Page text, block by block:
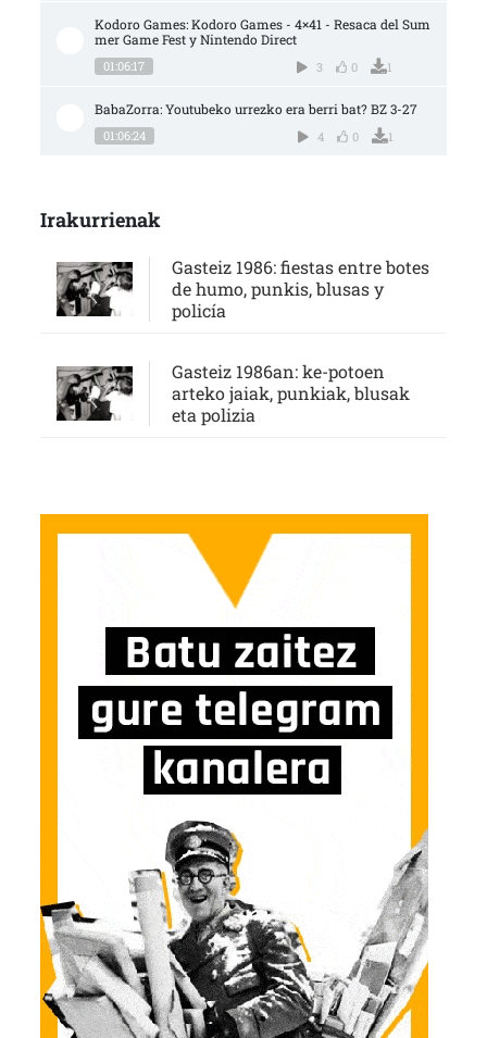
Kodoro Games: Kodoro Games - 4×41 - Resaca del Sum
mer Game Fest y Nintendo Direct
01:06:17 3 0 1
BabaZorra: Youtubeko urrezko era berri bat? BZ 3-27
01:06:24 4 0 1
Irakurrienak
Gasteiz 1986: fiestas entre botes
de humo, punkis, blusas y
policía
Gasteiz 1986an: ke-potoen
arteko jaiak, punkiak, blusak
eta polizia